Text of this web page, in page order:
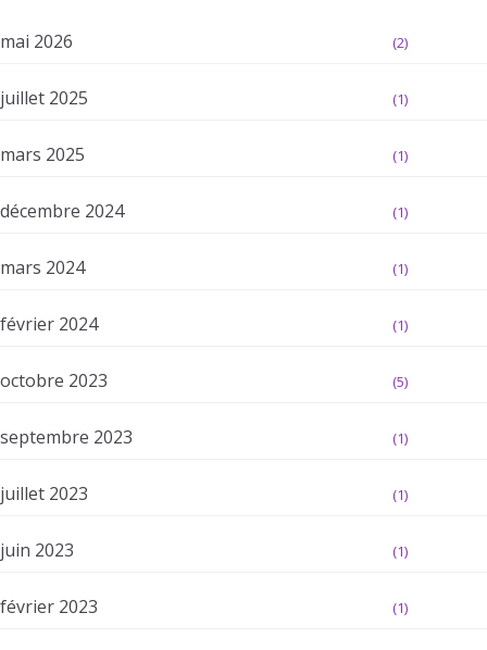
mai 2026 (2)
juillet 2025 (1)
mars 2025 (1)
décembre 2024 (1)
mars 2024 (1)
février 2024 (1)
octobre 2023 (5)
septembre 2023 (1)
juillet 2023 (1)
juin 2023 (1)
février 2023 (1)